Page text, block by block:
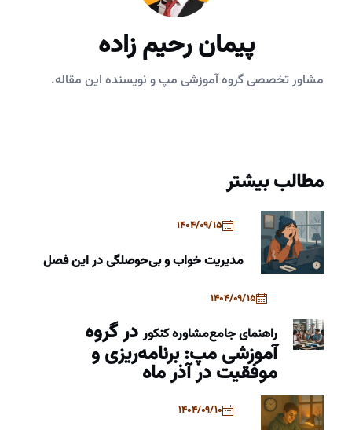
پیمان رحیم زاده
مشاور تخصصی گروه آموزشی مپ و نویسنده این مقاله.
مطالب بیشتر
1404/09/15
مدیریت خواب و بی‌حوصلگی در این فصل
1404/09/15
راهنمای جامعمشاوره کنکوردر گروه
آموزشی مپ: برنامه‌ریزی و
موفقیت در آذر ماه
1404/09/10